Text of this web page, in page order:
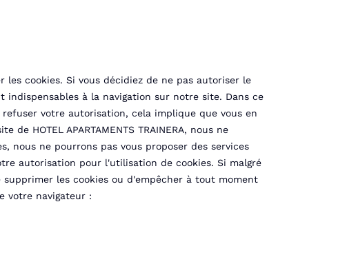
cookies. Si vous décidiez de ne pas autoriser le
à la navigation sur notre site. Dans ce
votre autorisation, cela implique que vous en
HOTEL APARTAMENTS TRAINERA, nous ne
nous ne pourrons pas vous proposer des services
autorisation pour l'utilisation de cookies. Si malgré
les cookies ou d'empêcher à tout moment
votre navigateur :